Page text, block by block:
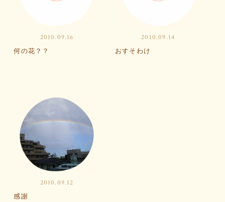
2010.09.16
何の花？？
2010.09.14
おすそわけ
2010.09.12
感謝